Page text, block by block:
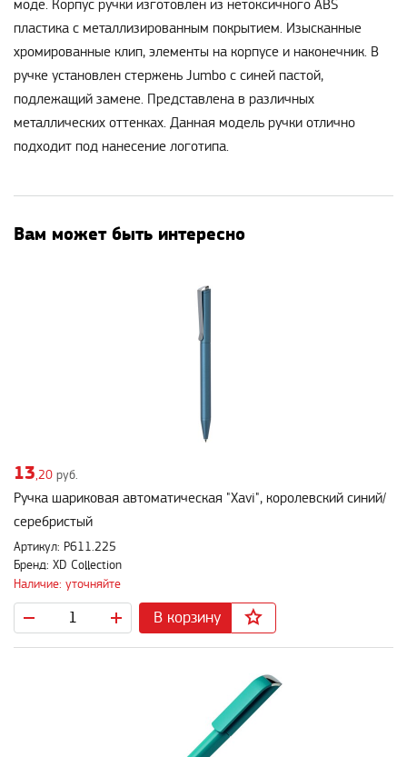
моде. Корпус ручки изготовлен из нетоксичного ABS
пластика с металлизированным покрытием. Изысканные
хромированные клип, элементы на корпусе и наконечник. В
ручке установлен стержень Jumbo с синей пастой,
подлежащий замене. Представлена в различных
металлических оттенках. Данная модель ручки отлично
подходит под нанесение логотипа.
Вам может быть интересно
13,20 руб.
Ручка шариковая автоматическая "Xavi", королевский синий/
серебристый
Артикул: P611.225
Бренд: XD Collection
Наличие: уточняйте
В корзину